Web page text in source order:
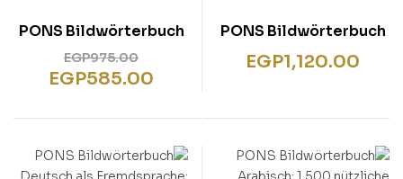
PONS Bildwörterbuch
Arabisch
EGP1,120.00
PONS Bildwörterbuch
Arabisch – Deutsch
EGP975.00
EGP585.00